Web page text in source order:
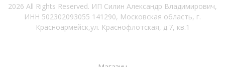
2026 All Rights Reserved. ИП Силин Александр Владимирович,
ИНН 502302093055 141290, Московская область, г.
Красноармейск,ул. Краснофлотская, д.7, кв.1